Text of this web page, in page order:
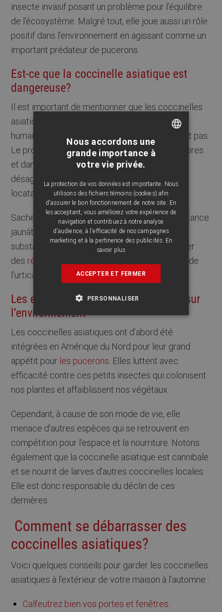
insecte invasif posant un problème pour l’équilibre
de l’écosystème. Malgré tout, elle joue aussi un rôle
positif dans l’environnement en agissant comme un
important prédateur de pucerons.
Est-ce que la coccinelle asiatique est
dangereuse?
Il est important de mentionner que les coccinelles
asiatiques ne sont pas dangereuses pour les
humains. Elles peuvent mordre, mais ne piquent pas.
Le problème réside avant tout dans leurs nombres
et dans l’invasion des domiciles, situation fort
désagréable pour plusieurs propriétaires et
locataires en automne!
Sachez également qu’elles émettent une substance
jaunâtre mal odorante et dérangeante. Ces
substances pourraient dans de rares cas causer
des réactions allergiques
comme de l’asthme, de
l’urticaire et une rhinite.
Les effets de la coccinelle asiatique sur
l’environnement
Les coccinelles asiatiques ont d’abord été
intégrées en Amérique du Nord pour leur grand
appétit pour les pucerons. Elles luttent avec
efficacité contre ces petits insectes qui colonisent
nos plantes et affaiblissent nos végétaux.
Cependant, à cause de son mode de vie, elle
menace d’autres espèces qui se retrouvent en
compétition pour l’espace et la nourriture. Notons
également que la coccinelle asiatique est cannibale
et se nourrit de larves d’autres coccinelles locales.
Elle est donc responsable du déclin de ces
dernières.
Comment se débarrasser des
coccinelles asiatiques?
Voici quelques conseils pour garder les coccinelles
asiatiques à l’extérieur de votre maison à l’automne :
Calfeutrez bien vos portes et fenêtres.
FRENCH
Nous accordons une
grande importance à
votre vie privée.
La protection de vos données est importante. Nous
utilisons des fichiers témoins (cookies) afin
d'assurer le bon fonctionnement de notre site. En
les acceptant, vous améliorez votre expérience de
navigation et contribuez à notre analyse
d'audience, à l'efficacité de nos campagnes
marketing et à la pertinence des publicités. En
savoir plus
ACCEPTER ET FERMER
PERSONNALISER